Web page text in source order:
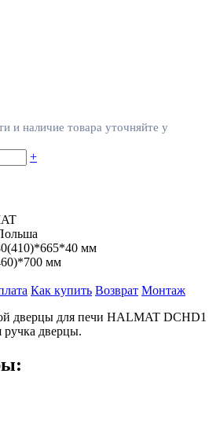
и наличие товара уточняйте у
+
мм
мм
Как купить Возврат Монтаж
дверцы для печи HALMAT DCHD1
ручка дверцы.